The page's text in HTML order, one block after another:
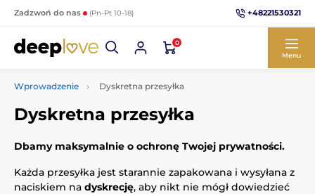
Zadzwoń do nas (Pn-Pt 10-18) +48221530321
0
Menu
Wprowadzenie Dyskretna przesyłka
Dyskretna przesyłka
Dbamy maksymalnie o ochronę Twojej prywatności.
Każda przesyłka jest starannie zapakowana i wysyłana z
naciskiem na dyskrecję, aby nikt nie mógł dowiedzieć